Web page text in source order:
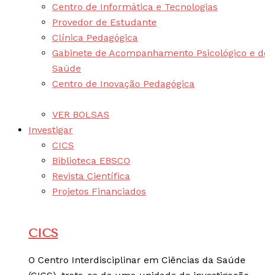
Centro de Informática e Tecnologias
Provedor de Estudante
Clínica Pedagógica
Gabinete de Acompanhamento Psicológico e
Saúde
Centro de Inovação Pedagógica
VER BOLSAS
Investigar
CICS
Biblioteca EBSCO
Revista Científica
Projetos Financiados
CICS
O Centro Interdisciplinar em Ciências da Saúde